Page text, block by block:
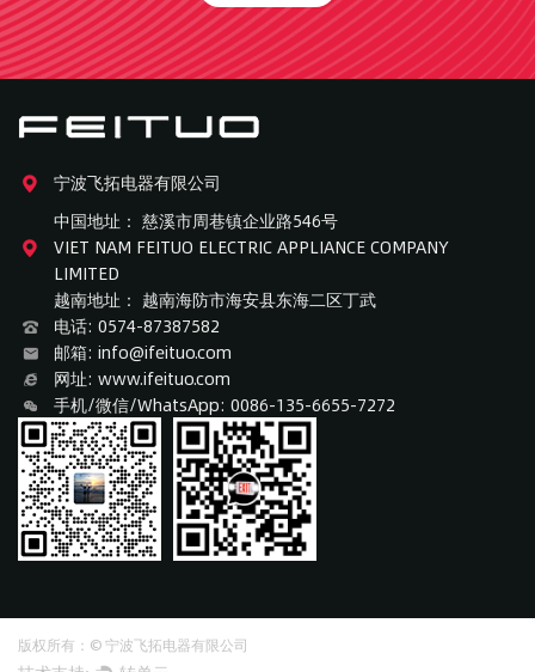
宁波飞拓电器有限公司
中国地址： 慈溪市周巷镇企业路546号
VIET NAM FEITUO ELECTRIC APPLIANCE COMPANY
LIMITED
越南地址： 越南海防市海安县东海二区丁武
电话: 0574-87387582
邮箱: info@ifeituo.com
网址: www.ifeituo.com
手机/微信/WhatsApp: 0086-135-6655-7272
版权所有：© 宁波飞拓电器有限公司